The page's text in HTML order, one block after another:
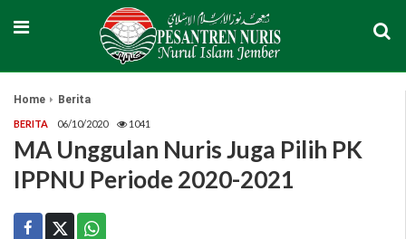
Home Berita
BERITA 06/10/2020 1041
MA Unggulan Nuris Juga Pilih PK
IPPNU Periode 2020-2021